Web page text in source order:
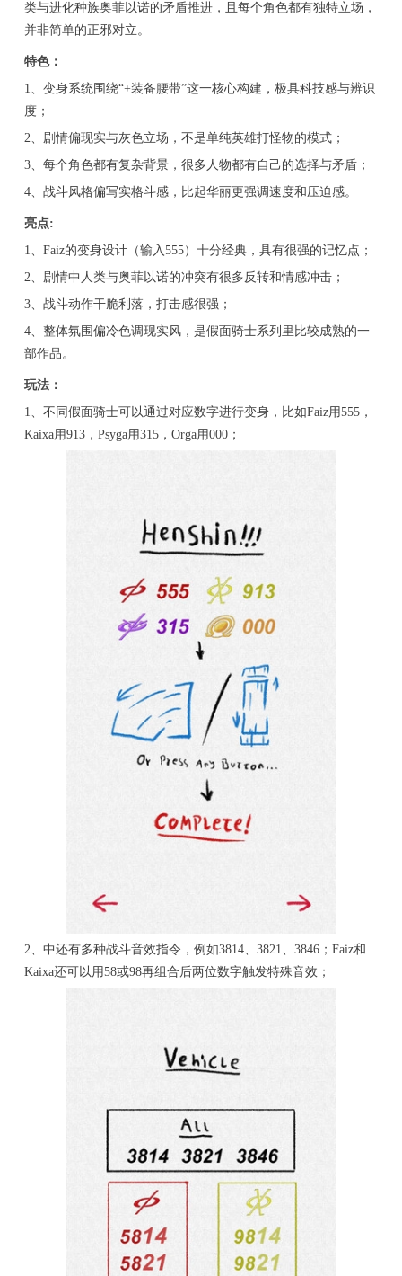
类与进化种族奥菲以诺的矛盾推进，且每个角色都有独特立场，
并非简单的正邪对立。
特色：
1、变身系统围绕“+装备腰带”这一核心构建，极具科技感与辨识
度；
2、剧情偏现实与灰色立场，不是单纯英雄打怪物的模式；
3、每个角色都有复杂背景，很多人物都有自己的选择与矛盾；
4、战斗风格偏写实格斗感，比起华丽更强调速度和压迫感。
亮点:
1、Faiz的变身设计（输入555）十分经典，具有很强的记忆点；
2、剧情中人类与奥菲以诺的冲突有很多反转和情感冲击；
3、战斗动作干脆利落，打击感很强；
4、整体氛围偏冷色调现实风，是假面骑士系列里比较成熟的一
部作品。
玩法：
1、不同假面骑士可以通过对应数字进行变身，比如Faiz用555，
Kaixa用913，Psyga用315，Orga用000；
2、中还有多种战斗音效指令，例如3814、3821、3846；Faiz和
Kaixa还可以用58或98再组合后两位数字触发特殊音效；